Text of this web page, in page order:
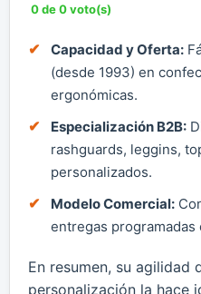
0 de 0 voto(s)
Capacidad y Oferta:
(desde 1993) en
ergonómicas.
Especialización B2B:
rashguards, leggins,
personalizados.
Modelo Comercial:
entregas
En resumen, su agilidad
personalización la hace